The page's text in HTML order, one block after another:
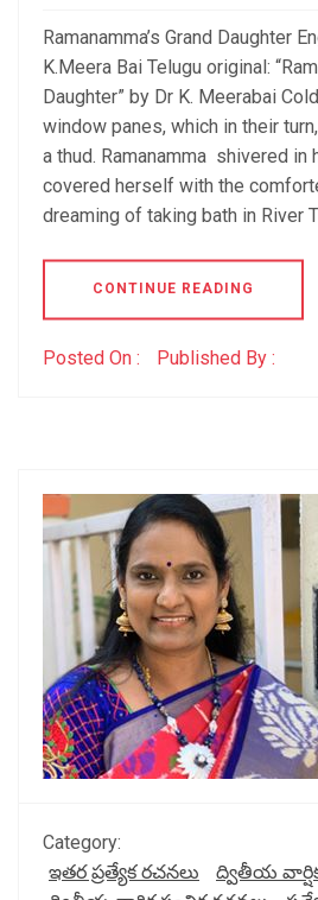
Ramanamma’s Grand Daughter
K.Meera Bai Telugu original:
Daughter” by Dr K. Meerabai
window panes, which in their
a thud. Ramanamma shivered in
covered herself with the
dreaming of taking bath in River
CONTINUE READING
Posted On : Published By :
Category:
ఇతర ప్రత్యేక రచనలు
ద్వితీయ